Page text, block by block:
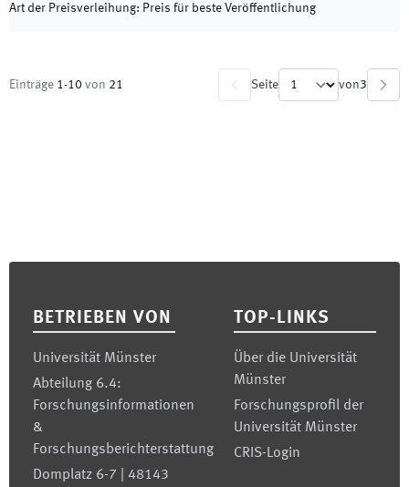
Art der Preisverleihung: Preis für beste Veröffentlichung
Einträge 1-10 von 21 Seite von3
BETRIEBEN VON
Universität Münster
Abteilung 6.4:
Forschungsinformationen
&
Forschungsberichterstattung
Domplatz 6-7 | 48143
TOP-LINKS
Über die Universität
Münster
Forschungsprofil der
Universität Münster
CRIS-Login